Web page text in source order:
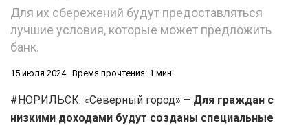
Для их сбережений будут предоставляться
лучшие условия, которые может предложить
банк.
15 июля 2024 Время прочтения: 1 мин.
#НОРИЛЬСК. «Северный город» – Для граждан с
низкими доходами будут созданы специальные